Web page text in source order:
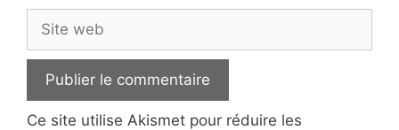
web
Ce site utilise Akismet pour réduire les